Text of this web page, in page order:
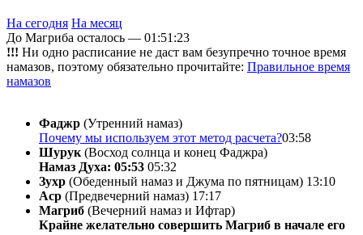
На сегодня На месяц
До Магриба осталось — 01:51:23
!!! Ни одно расписание не даст вам безупречно точное время
намазов, поэтому обязательно прочитайте: Правильное время
намазов
Фаджр (Утренний намаз)
Почему мы используем этот метод расчета?03:58
Шурук (Восход солнца и конец Фаджра)
Намаз Духа: 05:53 05:32
Зухр (Обеденный намаз и Джума по пятницам) 13:10
Аср (Предвечерний намаз) 17:17
Магриб (Вечерний намаз и Ифтар)
Крайне желательно совершить Магриб в начале его